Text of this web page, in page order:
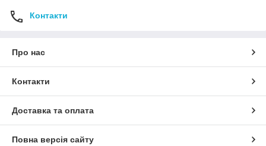
Контакти
Про нас
Контакти
Доставка та оплата
Повна версія сайту